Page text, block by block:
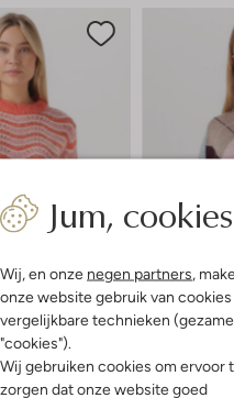
Jum,
Wij, en onze negen partners ,
onze website gebruik van cookies
vergelijkbare technieken
"cookies").
Wij gebruiken cookies om ervoor
zorgen dat onze website goed
Trui